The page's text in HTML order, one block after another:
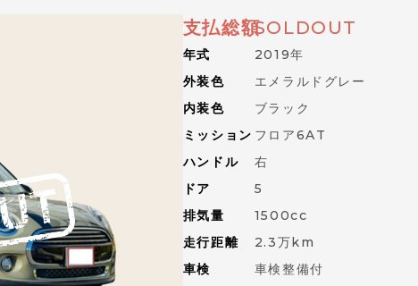
支払総額
年式
外装色
内装色
ミッション
ハンドル
ドア
排気量
走行距離
車検
SOLDOUT
2019年
エメラルドグレー
ブラック
フロア6AT
右
5
1500cc
2.3万km
車検整備付